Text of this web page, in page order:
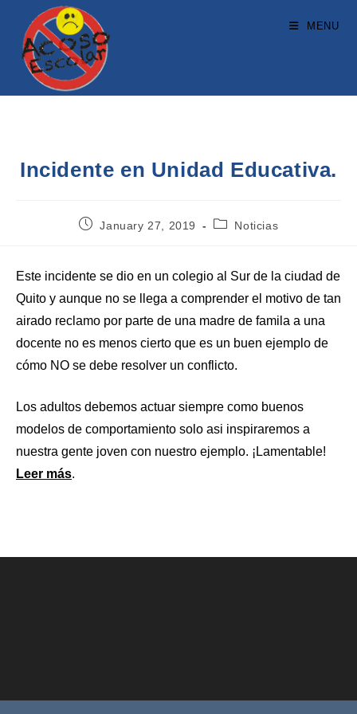
MENU
Incidente en Unidad Educativa.
January 27, 2019 Noticias
Este incidente se dio en un colegio al Sur de la ciudad de
Quito y aunque no se llega a comprender el motivo de tan
airado reclamo por parte de una madre de famila a una
docente no es menos cierto que es un buen ejemplo de
cómo NO se debe resolver un conflicto.
Los adultos debemos actuar siempre como buenos
modelos de comportamiento solo asi inspiraremos a
nuestra gente joven con nuestro ejemplo. ¡Lamentable!
Leer más.